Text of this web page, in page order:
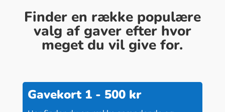
Finder en række populære
valg af gaver efter hvor
meget du vil give for.
Gavekort 1 - 500 kr